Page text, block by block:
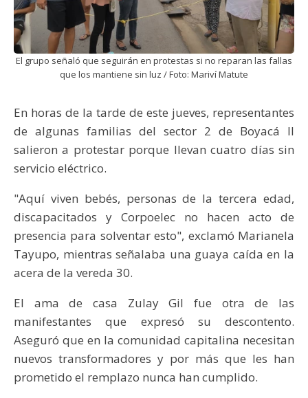
El grupo señaló que seguirán en protestas si no reparan las fallas
que los mantiene sin luz / Foto: Mariví Matute
En horas de la tarde de este jueves, representantes
de algunas familias del sector 2 de Boyacá II
salieron a protestar porque llevan cuatro días sin
servicio eléctrico.
"Aquí viven bebés, personas de la tercera edad,
discapacitados y Corpoelec no hacen acto de
presencia para solventar esto", exclamó Marianela
Tayupo, mientras señalaba una guaya caída en la
acera de la vereda 30.
El ama de casa Zulay Gil fue otra de las
manifestantes que expresó su descontento.
Aseguró que en la comunidad capitalina necesitan
nuevos transformadores y por más que les han
prometido el remplazo nunca han cumplido.